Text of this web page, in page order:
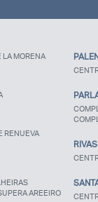
LA MORENA
RENUEVA
AREEIRO